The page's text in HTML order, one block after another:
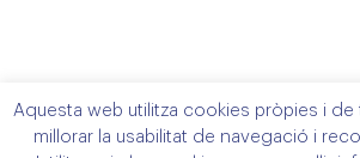
Aquesta web utilitza cookies pròpies i
millorar la usabilitat de navegació i